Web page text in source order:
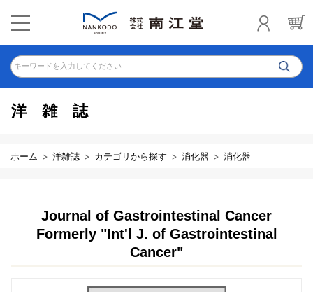
キーワードを入力してください
洋雑誌
ホーム 洋雑誌 カテゴリから探す 消化器 消化器
Journal of Gastrointestinal Cancer
Formerly "Int'l J. of Gastrointestinal
Cancer"